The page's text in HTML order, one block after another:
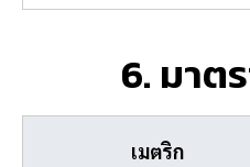
6. มาต
เมตริก